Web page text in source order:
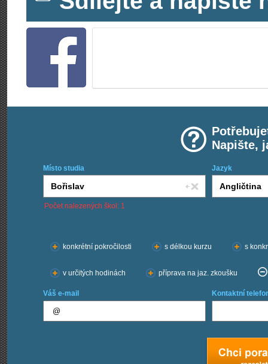
Napište,
Místo studia Jazyk
Počet nalezených škol: 1
konkrétní pokročilosti
s délkou kurzu s
v určitých hodinách příprava na jaz. zkoušku
Váš e-mail Kontaktní